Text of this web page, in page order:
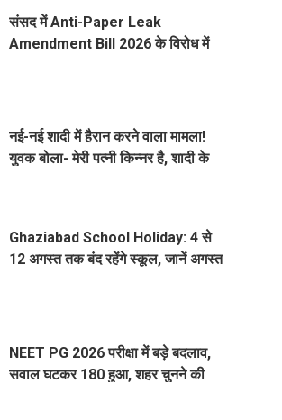
संसद में Anti-Paper Leak
Amendment Bill 2026 के विरोध में
नई-नई शादी में हैरान करने वाला मामला!
युवक बोला- मेरी पत्नी किन्नर है, शादी के
Ghaziabad School Holiday: 4 से
12 अगस्त तक बंद रहेंगे स्कूल, जानें अगस्त
NEET PG 2026 परीक्षा में बड़े बदलाव,
सवाल घटकर 180 हुआ, शहर चुनने की